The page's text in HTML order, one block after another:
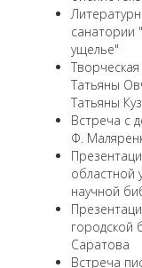
санатории
ущелье"
Татьяны
Татьяны
Встреча с
Ф.
областной
научной
городской
Саратова
Встреча